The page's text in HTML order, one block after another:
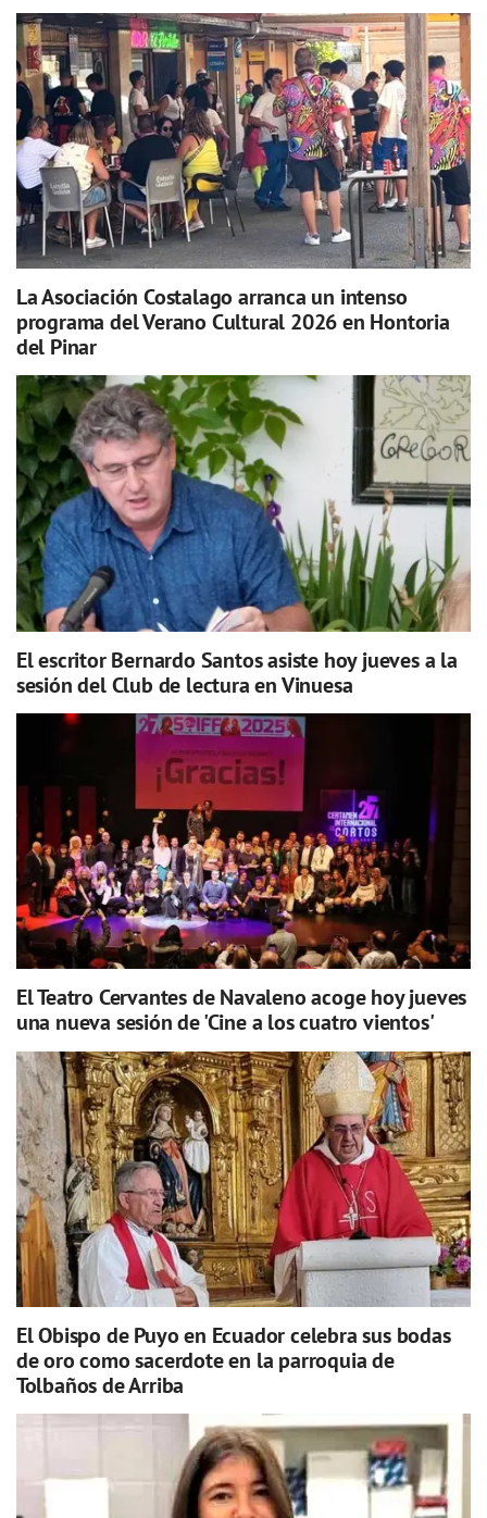
La Asociación Costalago arranca un intenso
programa del Verano Cultural 2026 en Hontoria
del Pinar
El escritor Bernardo Santos asiste hoy jueves a la
sesión del Club de lectura en Vinuesa
El Teatro Cervantes de Navaleno acoge hoy jueves
una nueva sesión de 'Cine a los cuatro vientos'
El Obispo de Puyo en Ecuador celebra sus bodas
de oro como sacerdote en la parroquia de
Tolbaños de Arriba